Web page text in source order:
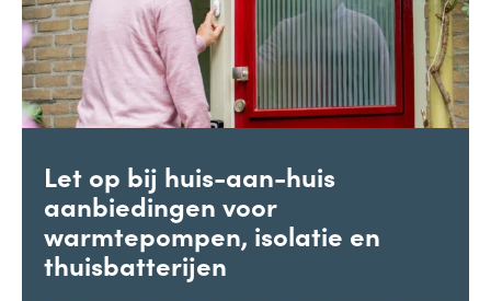
Let op bij huis-aan-huis
aanbiedingen voor
warmtepompen, isolatie en
thuisbatterijen